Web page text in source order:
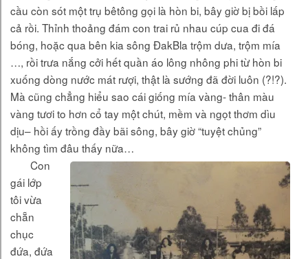
cầu còn sót một trụ bêtông gọi là hòn bi, bây giờ bị bồi lấp
cả rồi. Thỉnh thoảng đám con trai rủ nhau cúp cua đi đá
bóng, hoặc qua bên kia sông ĐakBla trộm dưa, trộm mía
…, rồi trưa nắng cởi hết quần áo lông nhông phi từ hòn bi
xuống dòng nước mát rượi, thật là sướng đã đời luôn (?!?).
Mà cũng chẳng hiểu sao cái giống mía vàng- thân màu
vàng tươi to hơn cổ tay một chút, mềm và ngọt thơm dìu
dịu– hồi ấy trồng đầy bãi sông, bây giờ “tuyệt chủng”
không tìm đâu thấy nữa…
Con
gái lớp
tôi vừa
chẵn
chục
đứa, đứa